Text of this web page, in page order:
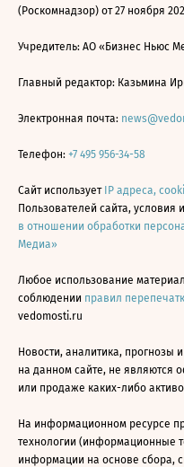
(Роскомнадзор) от 27 ноября
Учредитель: АО «Бизнес Ньюс
Главный редактор: Казьмина
Электронная почта:
Телефон: +7 495 956-34-58
Сайт использует IP адреса,
Пользователей сайта, условия
в отношении обработки
Медиа»
Любое использование
соблюдении правил
vedomosti.ru
Новости, аналитика, прогнозы
на данном сайте, не являются
или продаже каких-либо
На информационном ресурсе
технологии (информационные
информации на основе сбора,